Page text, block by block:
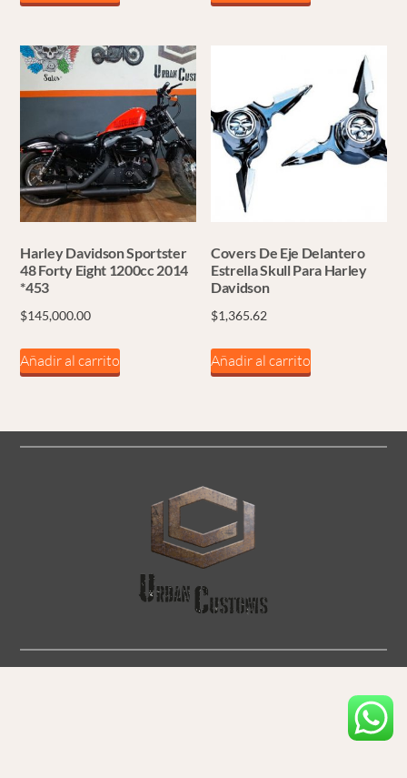
Harley Davidson Sportster
48 Forty Eight 1200cc 2014
*453
$145,000.00
Añadir al carrito
Covers De Eje Delantero
Estrella Skull Para Harley
Davidson
$1,365.62
Añadir al carrito